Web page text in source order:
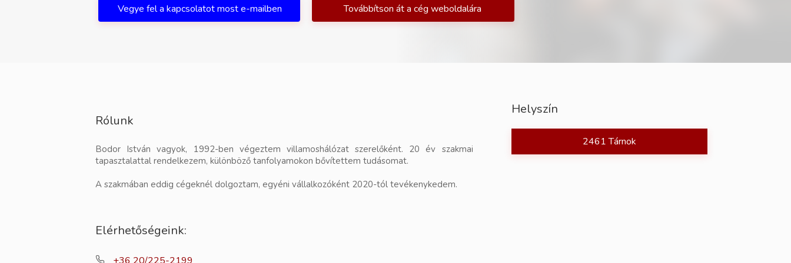
Vegye fel a kapcsolatot most e-mailben Továbbítson át a cég weboldalára
Rólunk
Bodor István vagyok, 1992-ben végeztem villamoshálózat szerelőként. 20 év szakmai
tapasztalattal rendelkezem, különböző tanfolyamokon bővítettem tudásomat.
A szakmában eddig cégeknél dolgoztam, egyéni vállalkozóként 2020-tól tevékenykedem.
Elérhetőségeink:
Helyszín
2461 Tárnok